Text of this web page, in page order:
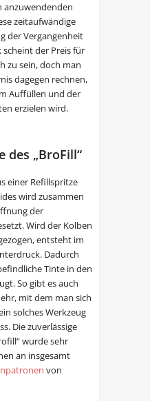
anzuwendenden
zeitaufwändige
der Vergangenheit
scheint der Preis für
zu sein, doch man
dagegen rechnen,
Auffüllen und der
erzielen wird.
des „BroFill“
einer Refillspritze
wird zusammen
der
Wird der Kolben
entsteht im
Dadurch
Tinte in den
So gibt es auch
mit dem man sich
solches Werkzeug
Die zuverlässige
wurde sehr
an insgesamt
von